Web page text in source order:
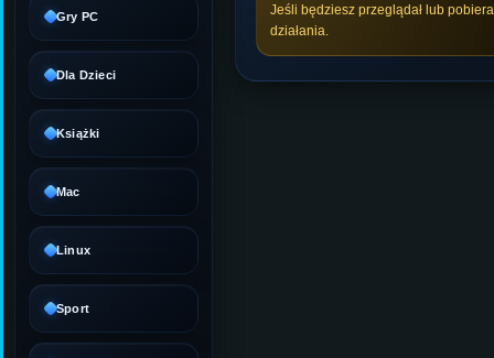
Gry PC
Dla Dzieci
Książki
Mac
Linux
Sport
Jeśli będziesz przeglądał lub
działania.